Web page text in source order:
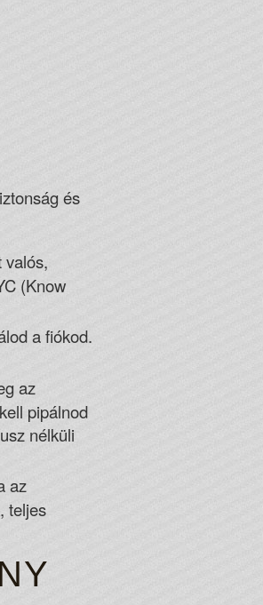
és
valós,
(Know
a fiókod.
az
pipálnod
nélküli
az
teljes